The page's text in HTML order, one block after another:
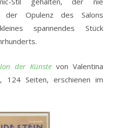
der Opulenz des Salons
spannendes Stück
der Künste von Valentina
124 Seiten, erschienen im